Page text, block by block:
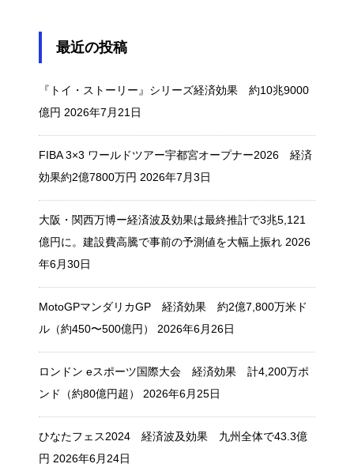
最近の投稿
『トイ・ストーリー』シリーズ経済効果 約10兆9000
億円 2026年7月21日
FIBA 3×3 ワールドツアー宇都宮オープナー2026 経済
効果約2億7800万円 2026年7月3日
大阪・関西万博ー経済波及効果は最終推計で3兆5,121
億円に。建設費高騰で事前の予測値を大幅上振れ 2026
年6月30日
MotoGPマンダリカGP 経済効果 約2億7,800万米ド
ル（約450〜500億円）
2026年6月26日
ロンドン eスポーツ国際大会 経済効果 計4,200万ポ
ンド（約80億円超）
2026年6月25日
ひなたフェス2024 経済波及効果 九州全体で43.3億
円 2026年6月24日